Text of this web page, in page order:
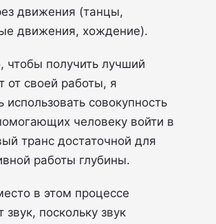
движения (танцы,
движения, хождение).
чтобы получить лучший
от своей работы, я
использовать совокупность
человеку войти в
транс достаточной для
работы глубины.
в этом процессе
звук, поскольку звук